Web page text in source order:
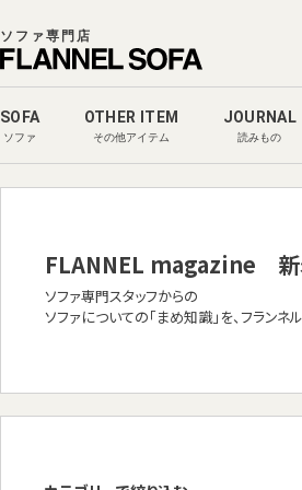
ソファ専門店
SOFA
ソファ
OTHER ITEM
その他アイテム
JOURNAL
読みもの
FLANNEL magazine
ソファ専門スタッフからの
ソファについての「まめ知識」を、フランネ